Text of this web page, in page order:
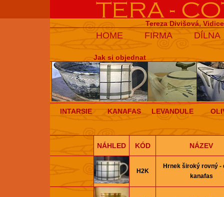
Tereza Divišová,
HOME FIRMA DÍLNA
Jak si objednat
INTARSIE KANAFAS LEVANDULE
NÁHLED KÓD NÁZEV
H2K
Hrnek široký rovný -
kanafas